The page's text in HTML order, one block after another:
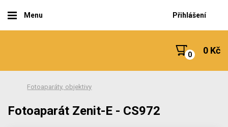
Menu Přihlášení
0 Kč
Fotoaparáty, objektivy
Fotoaparát Zenit-E - CS972